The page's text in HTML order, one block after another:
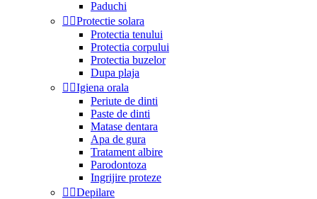
Paduchi
 Protectie solara
Protectia tenului
Protectia corpului
Protectia buzelor
Dupa plaja
 Igiena orala
Periute de dinti
Paste de dinti
Matase dentara
Apa de gura
Tratament albire
Parodontoza
Ingrijire proteze
 Depilare